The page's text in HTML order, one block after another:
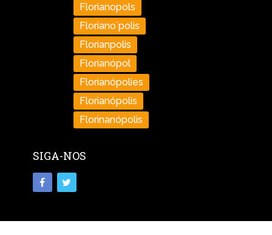
Florianopols
Floriano´polis
Florianpolis
Florianópol
Florianópolies
Florianópolis
Florinanópolis
SIGA-NOS